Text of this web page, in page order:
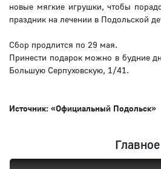
новые мягкие игрушки, чтобы
праздник на лечении в Подольской
Сбор продлится по 29 мая.
Принести подарок можно в будние
Большую Серпуховскую, 1/41.
Источник: «Официальный Подольск»
Главное